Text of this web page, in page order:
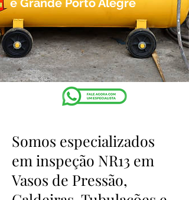
e Grande Porto Alegre
Somos especializados
em inspeção NR13 em
Vasos de Pressão,